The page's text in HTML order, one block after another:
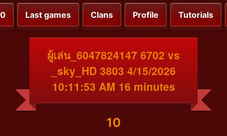
Last games Clans Profile Tutorials
ผู้เล่น_6047824147 6702 vs
_sky_HD 3803 4/15/2026
10:11:53 AM 16 minutes
10